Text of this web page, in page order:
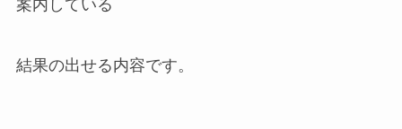
案内している
結果の出せる内容です。